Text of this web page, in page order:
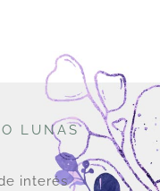
LUNAS
interés